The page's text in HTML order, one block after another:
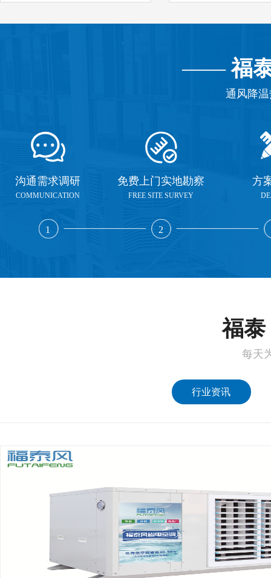
——福
通风降
沟通需求调研
COMMUNICATION
1
免费上门实地勘察
FREE SITE SURVEY
2
方
福泰
每天
行业资讯